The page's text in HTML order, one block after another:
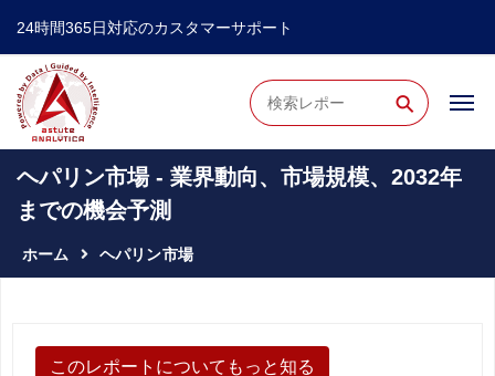
24時間365日対応のカスタマーサポート
⚲
ヘパリン市場 - 業界動向、市場規模、2032年
までの機会予測
ホーム ヘパリン市場
このレポートについてもっと知る